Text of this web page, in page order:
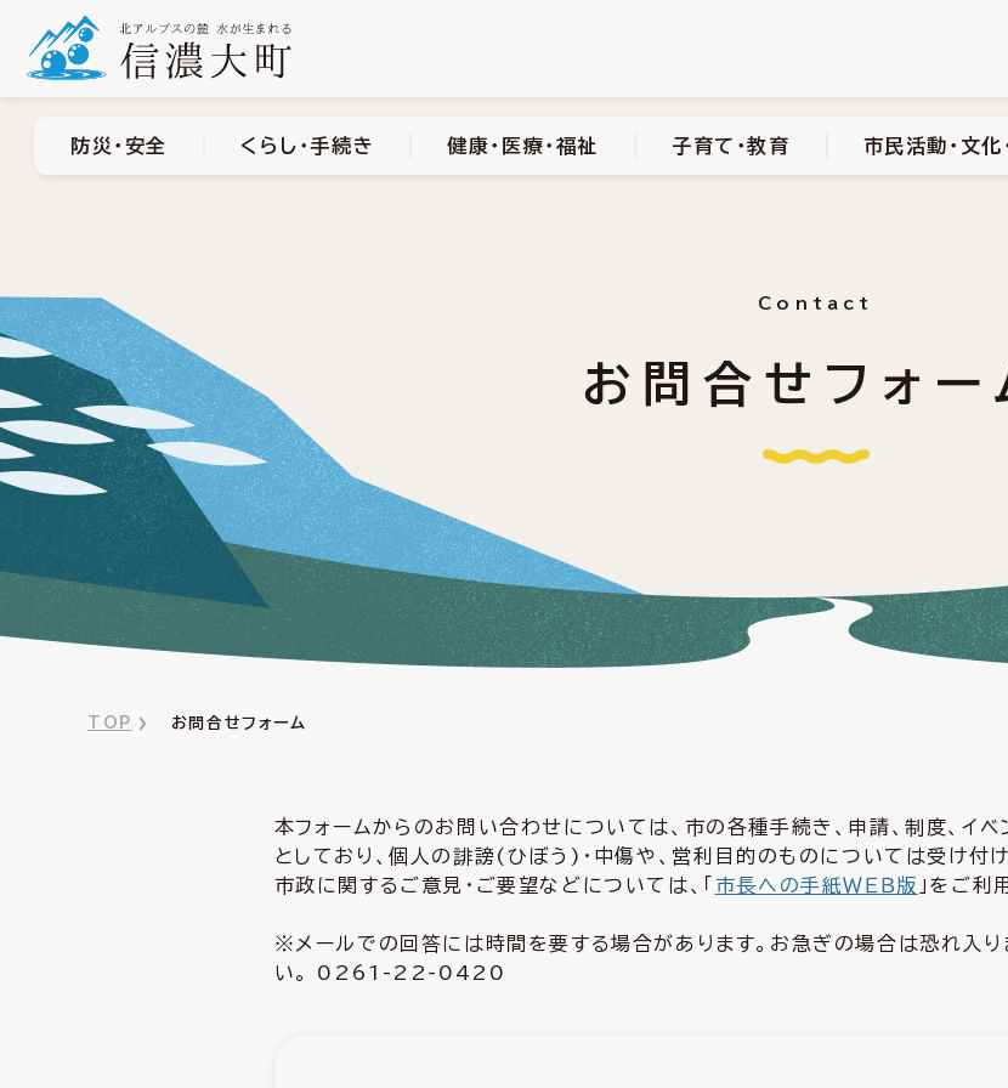
市民活動・文
防災・安全 くらし・手続き 健康・医療・福祉 子育て・教育 市民活動・文化
Contact
お問合せフォー
TOP お問合せフォーム
本フォームからのお問い合わせについては、市の各種手続き、申請、制度、イ
としており、個人の誹謗(ひぼう)・中傷や、営利目的のものについては受け付
市政に関するご意見・ご要望などについては、「 市長への手紙ＷＥＢ版 」をご利
※メールでの回答には時間を要する場合があります。お急ぎの場合は恐れ入り
い。 0261-22-0420